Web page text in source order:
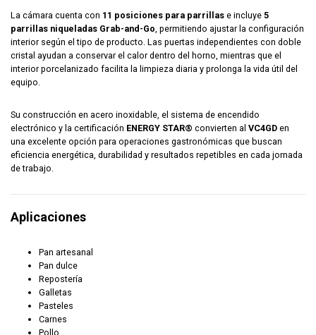
La cámara cuenta con 11 posiciones para parrillas e incluye 5
parrillas niqueladas Grab-and-Go , permitiendo ajustar la configuración
interior según el tipo de producto. Las puertas independientes con doble
cristal ayudan a conservar el calor dentro del horno, mientras que el
interior porcelanizado facilita la limpieza diaria y prolonga la vida útil del
equipo.
Su construcción en acero inoxidable, el sistema de encendido
electrónico y la certificación ENERGY STAR® convierten al VC4GD en
una excelente opción para operaciones gastronómicas que buscan
eficiencia energética, durabilidad y resultados repetibles en cada jornada
de trabajo.
Aplicaciones
Pan artesanal
Pan dulce
Repostería
Galletas
Pasteles
Carnes
Pollo